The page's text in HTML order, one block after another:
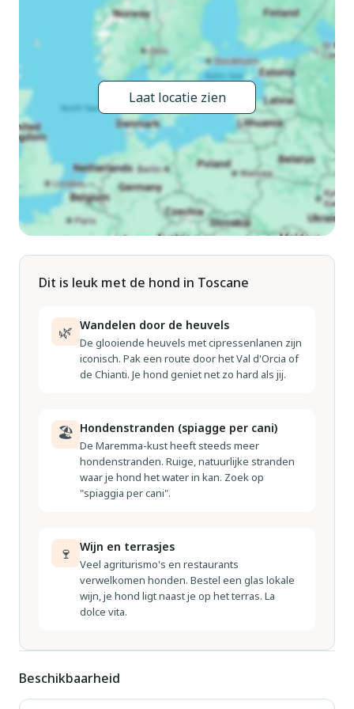
Buitendouche, patio, prieel, barbecue, kinderspeelplaats. In
het complex: Internet (WiFi), wasmachine (voor
medegebruik, extra), fietsen beschikbaar (extra).
Broodjesservice op aanvraag (extra). 500 m lange
toegangsweg (onverharde weg). Parkeerplaats op het
terrein. Winkel 7 km, restaurant 5 km, bushalte 11 km,
treinstation "Scarlino Scalo" 15 km, zandstrand "Follonica"
20 km, meer (zwemmen) "Lago dell´Accesa" 2 km.
Jachthaven 20 km, golfterrein (18 holes) 14 km. Attracties in
de buurt: Follonica 20 km, Castiglione della Pescaia 37 km,
Gavorrano 13 km, Scarlino 18 km, Roccastrada 30 km.
Wandelgebied Parco naturale di Montioni 20 km. Wifi alleen
in de buitenruimtes.
Laat locatie zien
Dit is leuk met de hond in Toscane
🌿 Wandelen door de heuvels
De glooiende heuvels met cipressenlanen zijn
iconisch. Pak een route door het Val d'Orcia of
de Chianti. Je hond geniet net zo hard als jij.
🏖 Hondenstranden (spiagge per cani)
De Maremma-kust heeft steeds meer
hondenstranden. Ruige, natuurlijke stranden
waar je hond het water in kan. Zoek op
"spiaggia per cani".
🍷 Wijn en terrasjes
Veel agriturismo's en restaurants
verwelkomen honden. Bestel een glas lokale
wijn, je hond ligt naast je op het terras. La
dolce vita.
Beschikbaarheid